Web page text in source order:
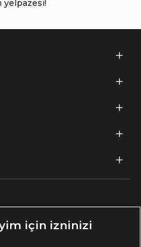
yelpazesi!
için izninizi